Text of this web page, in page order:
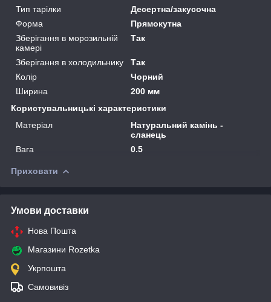
Тип тарілки
Десертна/закусочна
Форма
Прямокутна
Зберігання в морозильній
камері
Так
Зберігання в холодильнику
Так
Колір
Чорний
Ширина
200 мм
Користувальницькі характеристики
Матеріал
Натуральний камінь -
сланець
Вага
0.5
Приховати
Умови доставки
Нова Пошта
Магазини Rozetka
Укрпошта
Самовивіз